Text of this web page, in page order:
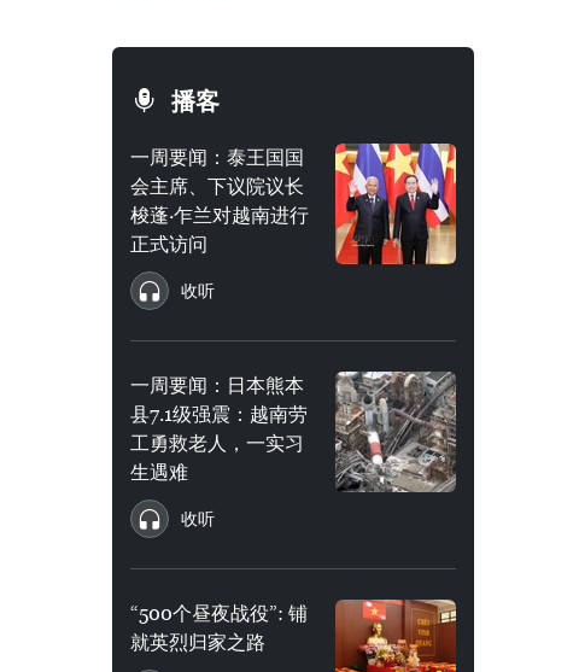
播客
一周要闻：泰王国国
会主席、下议院议长
梭蓬·乍兰对越南进行
正式访问
收听
一周要闻：日本熊本
县7.1级强震：越南劳
工勇救老人，一实习
生遇难
收听
“500个昼夜战役”: 铺
就英烈归家之路